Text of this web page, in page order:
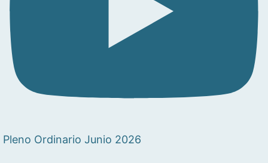
Pleno Ordinario Junio 2026